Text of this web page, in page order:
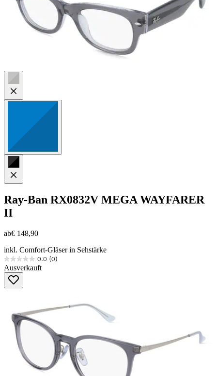
Ray-Ban RX0832V MEGA WAYFARER
II
ab€ 148,90
inkl. Comfort-Gläser in Sehstärke
0.0 (0)
0.0
von
Sternen.
Ausverkauft